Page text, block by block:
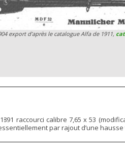
export d’après le catalogue Alfa de 1911,
raccourci calibre 7,65 x 53
par rajout d’une hausse